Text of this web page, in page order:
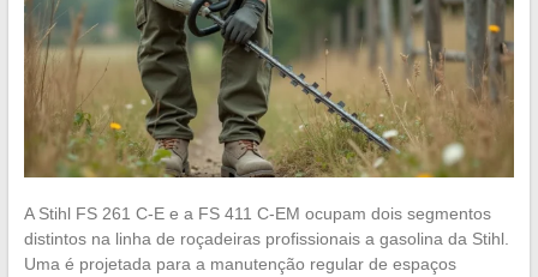
A Stihl FS 261 C-E e a FS 411 C-EM ocupam dois segmentos
distintos na linha de roçadeiras profissionais a gasolina da Stihl.
Uma é projetada para a manutenção regular de espaços